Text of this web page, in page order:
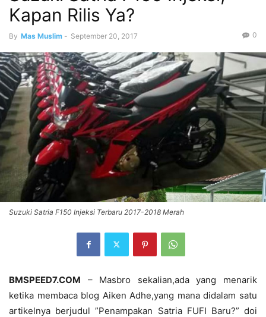
Kapan Rilis Ya?
By Mas Muslim - September 20, 2017 0
Suzuki Satria F150 Injeksi Terbaru 2017-2018 Merah
BMSPEED7.COM – Masbro sekalian,ada yang menarik
ketika membaca blog Aiken Adhe,yang mana didalam satu
artikelnya berjudul ”Penampakan Satria FUFI Baru?” doi